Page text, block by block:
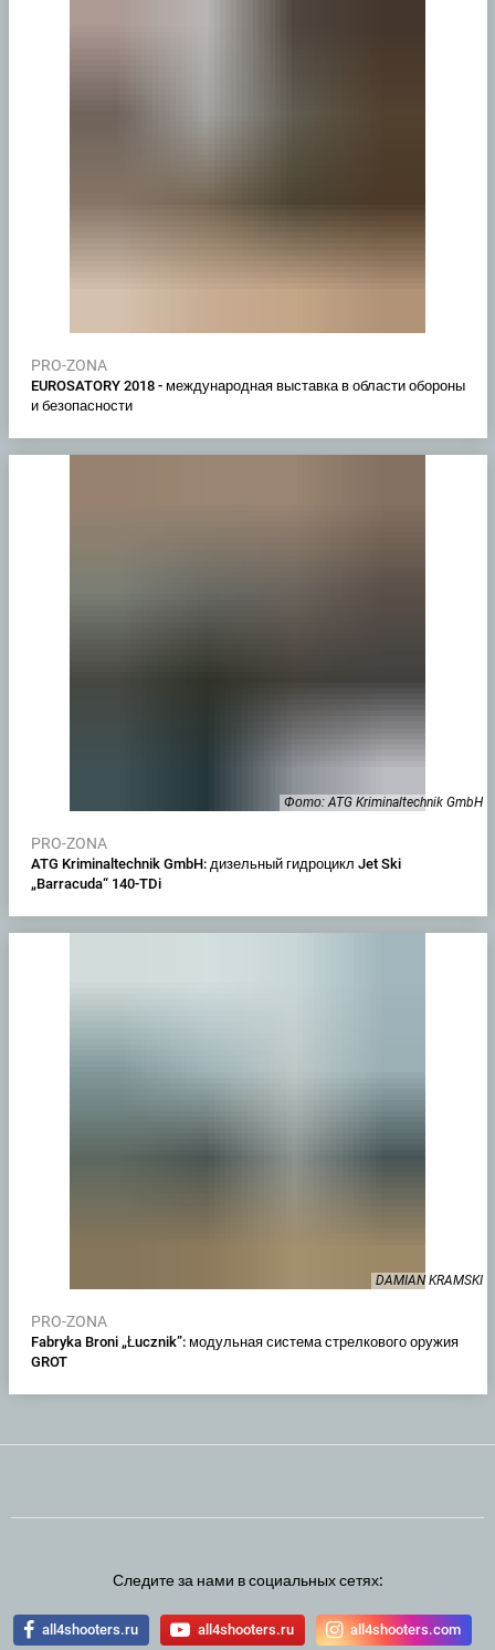
PRO-ZONA
EUROSATORY 2018 - международная выставка в области обороны
и безопасности
Фото: ATG Kriminaltechnik GmbH
PRO-ZONA
ATG Kriminaltechnik GmbH: дизельный гидроцикл Jet Ski
„Barracuda“ 140-TDi
DAMIAN KRAMSKI
PRO-ZONA
Fabryka Broni „Łucznik”: модульная система стрелкового оружия
GROT
Следите за нами в социальных сетях:
all4shooters.ru all4shooters.ru all4shooters.com